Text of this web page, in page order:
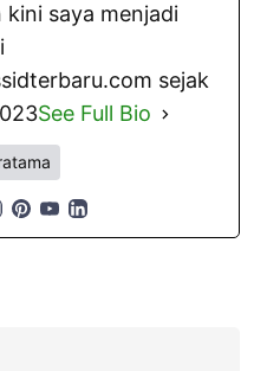
kini saya menjadi
sejak
See Full Bio